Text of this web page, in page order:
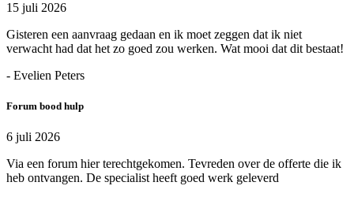
15 juli 2026
Gisteren een aanvraag gedaan en ik moet zeggen dat ik niet
verwacht had dat het zo goed zou werken. Wat mooi dat dit bestaat!
- Evelien Peters
Forum bood hulp
6 juli 2026
Via een forum hier terechtgekomen. Tevreden over de offerte die ik
heb ontvangen. De specialist heeft goed werk geleverd